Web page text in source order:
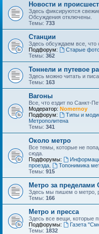
Новости и
Здесь фиксируются
Обсуждения отключены.
Темы: 733
Станции
Здесь обсуждаем все, что
Подфорум:
Старые
Темы: 362
Тоннели и путевое
Здесь можно читать и
Темы: 163
Вагоны
Все, что ездит по Санкт-
Модератор: Nomernoy
Подфорум:
Типы и
Метрополитена
Темы: 341
Около метро
Все темы, которые не
сюда.
Подфорумы:
проезда
Топонимика
Темы: 915
Метро за пределами
Здесь мы пишем о метро,
Темы: 166
Метро и пресса
Здесь все вещи, которые
Подфорумы:
Газета
Темы: 1832